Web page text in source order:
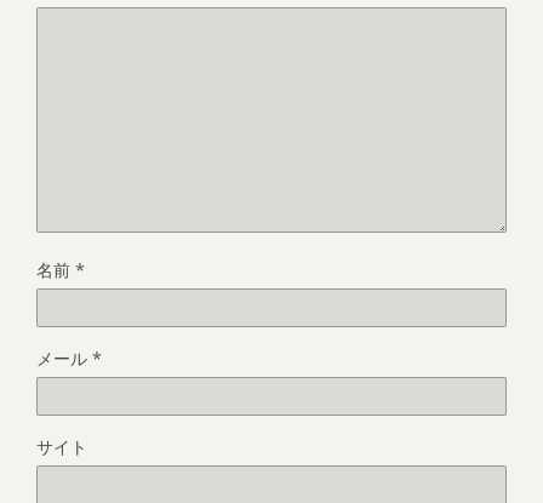
名前 *
メール *
サイト